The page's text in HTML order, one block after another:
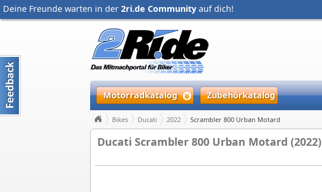
Deine Freunde warten in der 2ri.de Community auf dich!
Motorradkatalog Zubehörkatalog
Bikes Ducati 2022 Scrambler 800 Urban Motard
Ducati Scrambler 800 Urban Motard (2022)